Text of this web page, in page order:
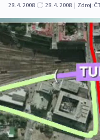
28. 4. 2008
28. 4. 2008 | Zdroj: